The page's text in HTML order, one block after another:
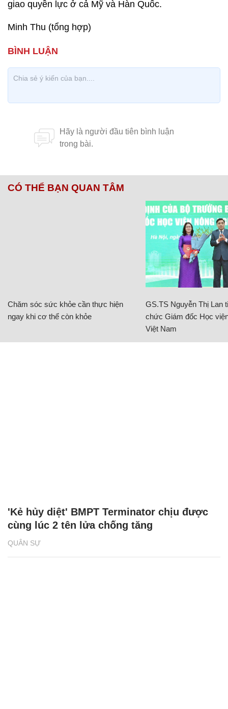
giao quyền lực ở cả Mỹ và Hàn Quốc.
Minh Thu (tổng hợp)
CÓ THỂ BẠN QUAN TÂM
Chăm sóc sức khỏe cần thực hiện
ngay khi cơ thể còn khỏe
GS.TS Nguyễn Thị Lan
chức Giám đốc Học
Việt Nam
QUÂN SỰ
'Kẻ hủy diệt' BMPT Terminator chịu được
cùng lúc 2 tên lửa chống tăng